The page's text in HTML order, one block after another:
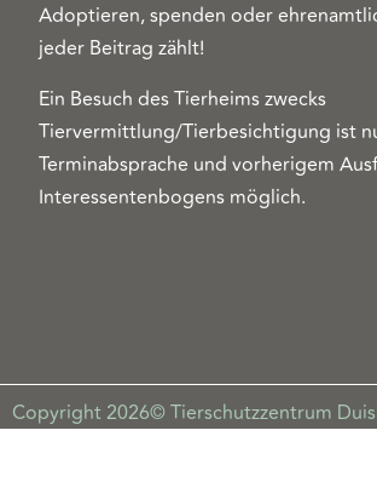
Adoptieren, spenden oder
jeder Beitrag zählt!
Ein Besuch des Tierheims zwecks
Tiervermittlung/Tierbesichtigung ist
Terminabsprache und vorherigem
Interessentenbogens möglich.
Copyright 2026© Tierschutzzentrum